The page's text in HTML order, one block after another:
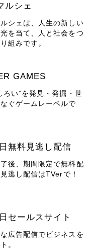
ルシェ
シェは、人生の新しい
を当て、人と社会をつ
組みです。
GAMES
ろい”を発見・発掘・世
ぐゲームレーベルで
無料見逃し配信
後、期間限定で無料配
逃し配信はTVerで！
セールスサイト
広告配信でビジネスを
。